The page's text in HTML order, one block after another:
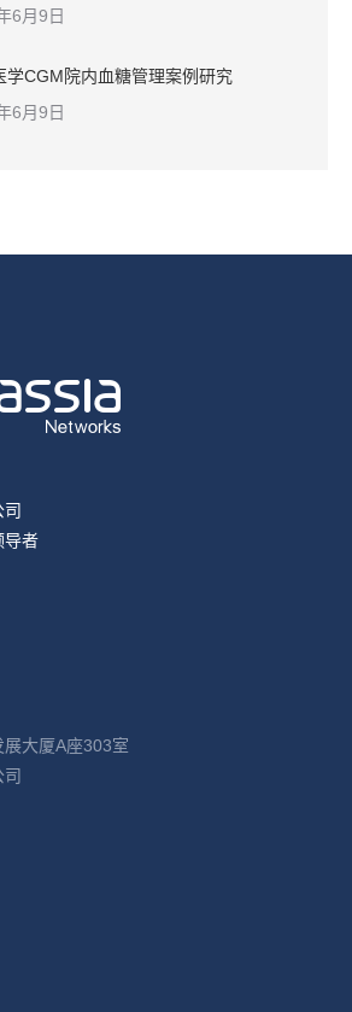
6月9日
学CGM院内血糖管理案例研究
6月9日
导者
大厦A座303室